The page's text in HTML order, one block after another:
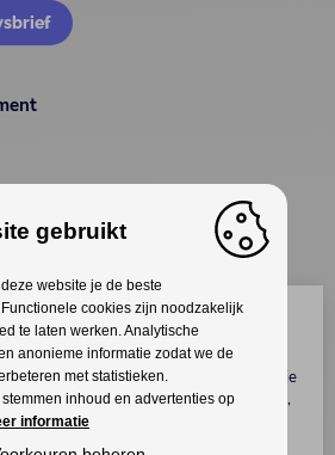
jij genieten van gratis
als eerstetickets,meet & greets
met je
artiest(en), interessantekortingen ,
van je tickets en veel meer
gebruikt
website je de beste
cookies zijn noodzakelijk
te laten werken. Analytische
anonieme informatie zodat we de
met statistieken.
inhoud en advertenties op
informatie